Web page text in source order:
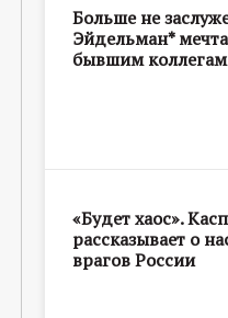
Больше не
Эйдельман*
бывшим коллегам
«Будет хаос».
рассказывает о
врагов России